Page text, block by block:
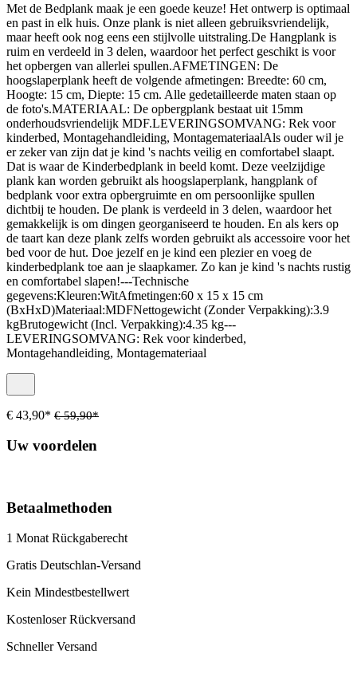
Met de Bedplank maak je een goede keuze! Het ontwerp is optimaal
en past in elk huis. Onze plank is niet alleen gebruiksvriendelijk,
maar heeft ook nog eens een stijlvolle uitstraling.De Hangplank is
ruim en verdeeld in 3 delen, waardoor het perfect geschikt is voor
het opbergen van allerlei spullen.AFMETINGEN: De
hoogslaperplank heeft de volgende afmetingen: Breedte: 60 cm,
Hoogte: 15 cm, Diepte: 15 cm. Alle gedetailleerde maten staan op
de foto's.MATERIAAL: De opbergplank bestaat uit 15mm
onderhoudsvriendelijk MDF.LEVERINGSOMVANG: Rek voor
kinderbed, Montagehandleiding, MontagemateriaalAls ouder wil je
er zeker van zijn dat je kind 's nachts veilig en comfortabel slaapt.
Dat is waar de Kinderbedplank in beeld komt. Deze veelzijdige
plank kan worden gebruikt als hoogslaperplank, hangplank of
bedplank voor extra opbergruimte en om persoonlijke spullen
dichtbij te houden. De plank is verdeeld in 3 delen, waardoor het
gemakkelijk is om dingen georganiseerd te houden. En als kers op
de taart kan deze plank zelfs worden gebruikt als accessoire voor het
bed voor de hut. Doe jezelf en je kind een plezier en voeg de
kinderbedplank toe aan je slaapkamer. Zo kan je kind 's nachts rustig
en comfortabel slapen!---Technische
gegevens:Kleuren:WitAfmetingen:60 x 15 x 15 cm
(BxHxD)Materiaal:MDFNettogewicht (Zonder Verpakking):3.9
kgBrutogewicht (Incl. Verpakking):4.35 kg---
LEVERINGSOMVANG: Rek voor kinderbed,
Montagehandleiding, Montagemateriaal
€ 43,90* € 59,90*
Uw voordelen
Betaalmethoden
1 Monat Rückgaberecht
Gratis Deutschlan-Versand
Kein Mindestbestellwert
Kostenloser Rückversand
Schneller Versand